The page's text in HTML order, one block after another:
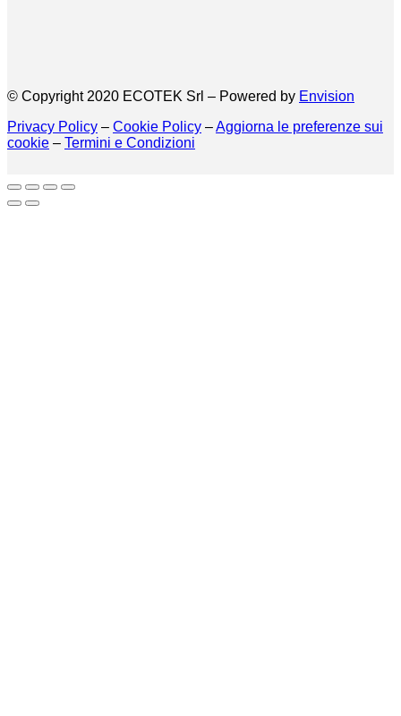
© Copyright 2020 ECOTEK Srl – Powered by Envision
Privacy Policy – Cookie Policy –Aggiorna le preferenze sui
cookie – Termini e Condizioni